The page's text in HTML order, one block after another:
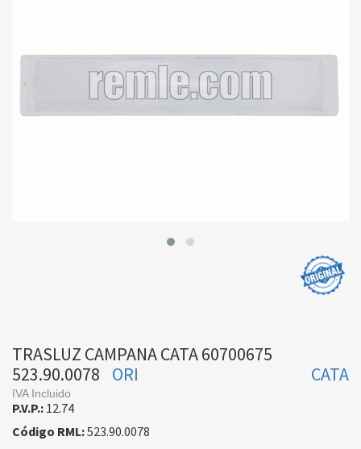
TRASLUZ CAMPANA CATA 60700675
523.90.0078
CATA
ORI
IVA Incluido
P.V.P.: 12.74
Código RML:523.90.0078